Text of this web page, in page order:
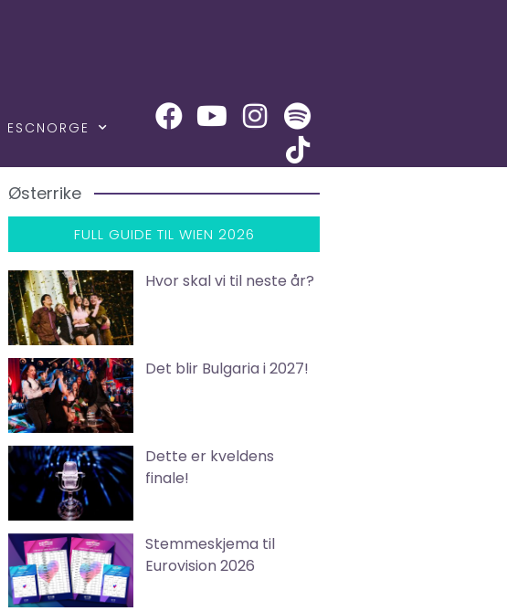
ESCNORGE
Østerrike
FULL GUIDE TIL WIEN 2026
Hvor skal vi til neste år?
Det blir Bulgaria i 2027!
Dette er kveldens
finale!
Stemmeskjema til
Eurovision 2026